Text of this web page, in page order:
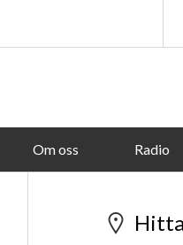
Om oss Radio